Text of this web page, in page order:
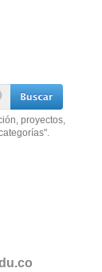
proyectos,